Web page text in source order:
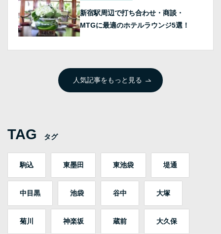
新宿駅周辺で打ち合わせ・商談・
MTGに最適のホテルラウンジ5選！
人気記事をもっと見る
TAG タグ
駒込 東墨田 東池袋 堤通
中目黒 池袋 谷中 大塚
菊川 神楽坂 蔵前 大久保